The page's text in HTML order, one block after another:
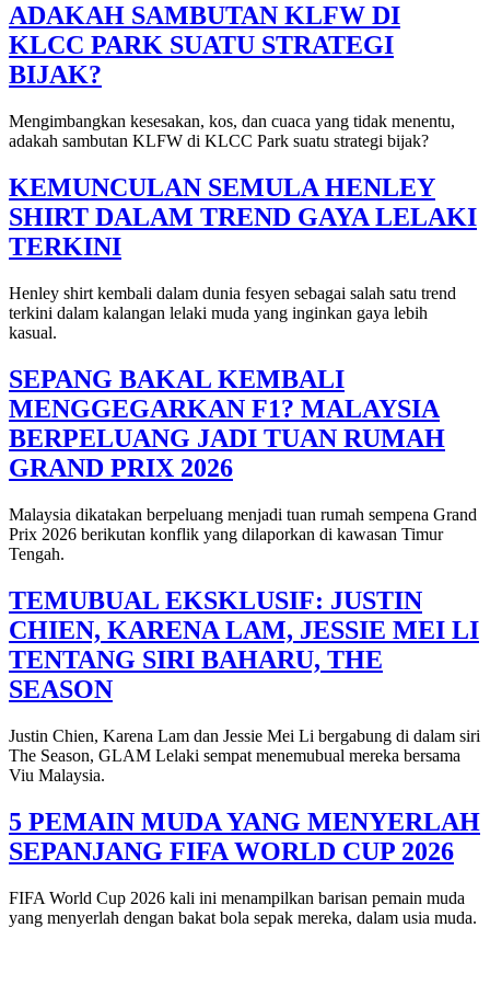
ADAKAH SAMBUTAN KLFW DI
KLCC PARK SUATU STRATEGI
BIJAK?
Mengimbangkan kesesakan, kos, dan cuaca yang tidak menentu,
adakah sambutan KLFW di KLCC Park suatu strategi bijak?
KEMUNCULAN SEMULA HENLEY
SHIRT DALAM TREND GAYA LELAKI
TERKINI
Henley shirt kembali dalam dunia fesyen sebagai salah satu trend
terkini dalam kalangan lelaki muda yang inginkan gaya lebih
kasual.
SEPANG BAKAL KEMBALI
MENGGEGARKAN F1? MALAYSIA
BERPELUANG JADI TUAN RUMAH
GRAND PRIX 2026
Malaysia dikatakan berpeluang menjadi tuan rumah sempena Grand
Prix 2026 berikutan konflik yang dilaporkan di kawasan Timur
Tengah.
TEMUBUAL EKSKLUSIF: JUSTIN
CHIEN, KARENA LAM, JESSIE MEI LI
TENTANG SIRI BAHARU, THE
SEASON
Justin Chien, Karena Lam dan Jessie Mei Li bergabung di dalam siri
The Season, GLAM Lelaki sempat menemubual mereka bersama
Viu Malaysia.
5 PEMAIN MUDA YANG MENYERLAH
SEPANJANG FIFA WORLD CUP 2026
FIFA World Cup 2026 kali ini menampilkan barisan pemain muda
yang menyerlah dengan bakat bola sepak mereka, dalam usia muda.